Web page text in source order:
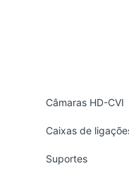
Câmaras HD-CVI
Caixas de
Suportes